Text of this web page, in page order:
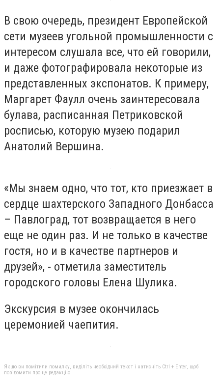
В свою очередь, президент Европейской
сети музеев угольной промышленности с
интересом слушала все, что ей говорили,
и даже фотографировала некоторые из
представленных экспонатов. К примеру,
Маргарет Фаулл очень заинтересовала
булава, расписанная Петриковской
росписью, которую музею подарил
Анатолий Вершина.
«Мы знаем одно, что тот, кто приезжает в
сердце шахтерского Западного Донбасса
– Павлоград, тот возвращается в него
еще не один раз. И не только в качестве
гостя, но и в качестве партнеров и
друзей», - отметила заместитель
городского головы Елена Шулика.
Экскурсия в музее окончилась
церемонией чаепития.
Якщо ви помітили помилку, виділіть необхідний текст і натисніть Ctrl + Enter, щоб
повідомити про це редакцію